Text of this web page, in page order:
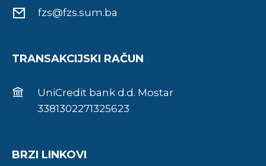
fzs@fzs.sum.ba
TRANSAKCIJSKI RAČUN
UniCredit bank d.d. Mostar
3381302271325623
BRZI LINKOVI